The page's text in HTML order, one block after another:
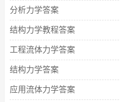
分析力学答案
结构力学教程答案
工程流体力学答案
结构力学答案
应用流体力学答案